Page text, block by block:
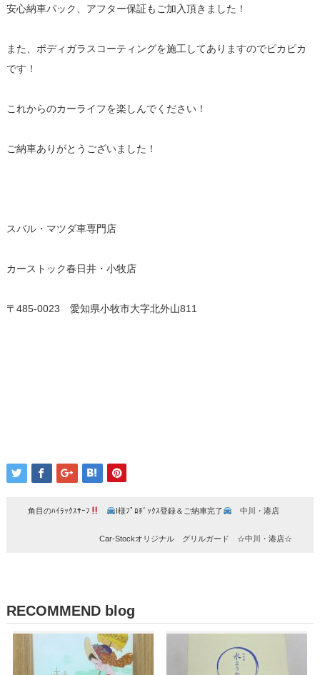
安心納車パック、アフター保証もご加入頂きました！
また、ボディガラスコーティングを施工してありますのでピカピカ
です！
これからのカーライフを楽しんでください！
ご納車ありがとうございました！
スバル・マツダ車専門店
カーストック春日井・小牧店
〒485-0023 愛知県小牧市大字北外山811
角目のﾊｲﾗｯｸｽｻｰﾌ I様ﾌﾟﾛﾎﾞｯｸｽ登録＆ご納車完了 中川・港店
Car-Stockオリジナル グリルガード ☆中川・港店☆
RECOMMEND blog